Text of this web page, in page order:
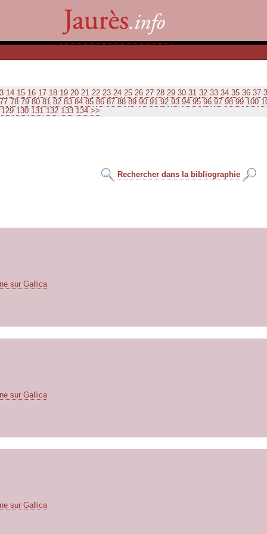
14 15 16 17 18 19 20 21 22 23 24 25 26 27 28 29 30 31 32 33 34 35 36 37
77 78 79 80 81 82 83 84 85 86 87 88 89 90 91 92 93 94 95 96 97 98 99 100
129 130 131 132 133 134 >>
Rechercher dans la bibliographie
sur Gallica
sur Gallica
sur Gallica